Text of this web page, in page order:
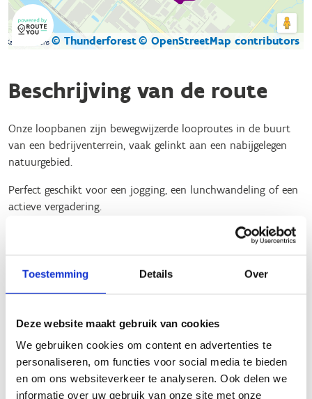
Toestemming Details Over
Deze website maakt gebruik van cookies
We gebruiken cookies om content en advertenties te
personaliseren, om functies voor social media te bieden
en om ons websiteverkeer te analyseren. Ook delen we
informatie over uw gebruik van onze site met onze
Kaartgegevens © Thunderforest© OpenStreetMap contributors
Beschrijving van de route
Onze loopbanen zijn bewegwijzerde looproutes in de buurt
van een bedrijventerrein, vaak gelinkt aan een nabijgelegen
natuurgebied.
Perfect geschikt voor een jogging, een lunchwandeling of een
actieve vergadering.
is de eerste in Limburg en de
Deze aantrekkelijke loopbaan is een groene route geworden
met vier lussen van in totaal 20 km. Deze lussen variëren in
plas.
De Loopbaanonderbreking: groene lus 3,2 km.
De Baanbreker: oranje lus 4,4 km.
De Burn-out: paarse lus 5,4 km.